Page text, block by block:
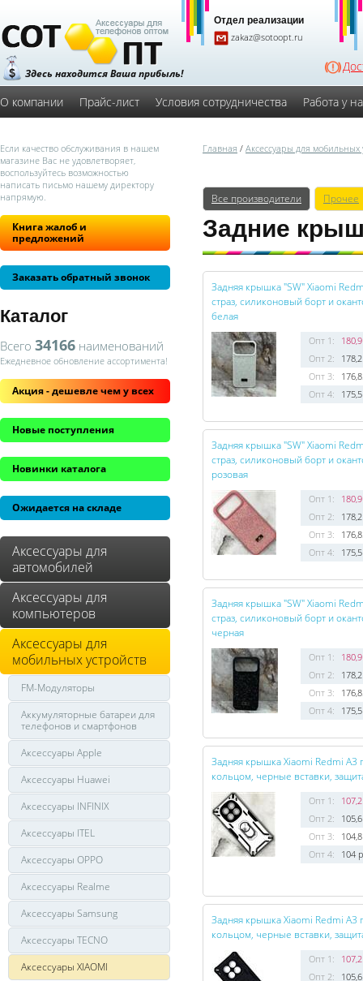
Здесь находится Ваша прибыль!
Отдел реализации
zakaz@sotoopt.ru
О компании Прайс-лист Условия сотрудничества Работа у
Если качество обслуживания в нашем
магазине Вас не удовлетворяет,
воспользуйтесь возможностью
написать письмо нашему директору
напрямую.
Книга жалоб и
предложений
Заказать обратный звонок
Каталог
Всего 34166 наименований
Ежедневное обновление ассортимента!
Акция - дешевле чем у всех
Новые поступления
Новинки каталога
Ожидается на складе
Аксессуары для
автомобилей
Аксессуары для
компьютеров
Аксессуары для
мобильных устройств
FM-Модуляторы
Аккумуляторные батареи для
телефонов и смартфонов
Аксессуары Apple
Аксессуары Huawei
Аксессуары INFINIX
Аксессуары ITEL
Аксессуары OPPO
Аксессуары Realme
Аксессуары Samsung
Аксессуары TECNO
Аксессуары XIAOMI
Главная / Аксессуары для мобильных
Все производители Прочее
Задние
Задняя крышка "SW" Xiaomi
страз, силиконовый борт и
белая
Опт 1:
Опт 2:
Опт 3:
Опт 4:
Задняя крышка "SW" Xiaomi
страз, силиконовый борт и
розовая
Опт 1:
Опт 2:
Опт 3:
Опт 4:
Задняя крышка "SW" Xiaomi
страз, силиконовый борт и
черная
Опт 1:
Опт 2:
Опт 3:
Опт 4:
Задняя крышка Xiaomi Redmi A3
кольцом, черные вставки,
Опт 1:
Опт 2:
Опт 3:
Опт 4:
104
Задняя крышка Xiaomi Redmi A3
кольцом, черные вставки,
Опт 1:
Опт 2: